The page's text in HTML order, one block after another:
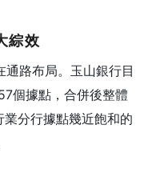
綜效
路布局。玉山銀行目
個據點，合併後整體
分行據點幾近飽和的